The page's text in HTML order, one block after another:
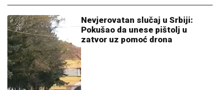
Nevjerovatan slučaj u Srbiji:
Pokušao da unese pištolj u
zatvor uz pomoć drona